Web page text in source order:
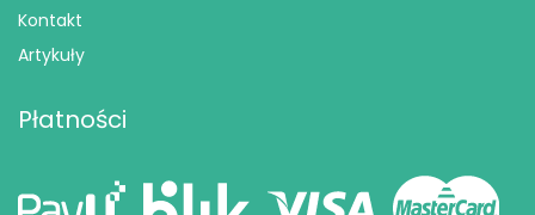
Kontakt
Artykuły
Płatności